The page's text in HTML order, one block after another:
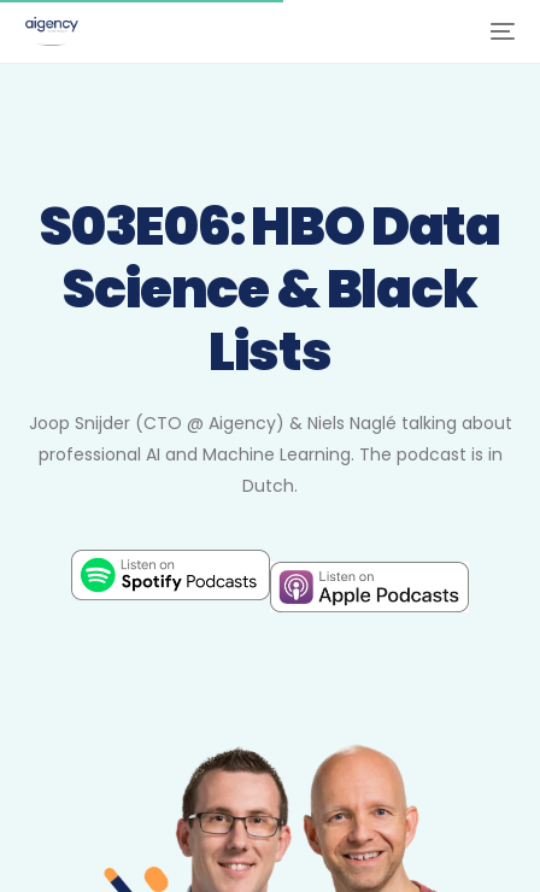
S03E06: HBO Data
Science & Black
Lists
Joop Snijder (CTO @ Aigency) & Niels Naglé talking about
professional AI and Machine Learning. The podcast is in
Dutch.